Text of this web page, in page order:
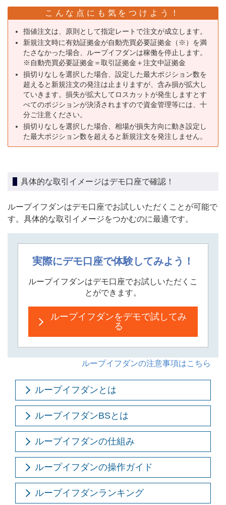
こんな点にも気をつけよう！
指値注文は、原則として指定レートで注文が成立します。
新規注文時に有効証拠金が自動売買必要証拠金（※）を満
たさなかった場合、ループイフダンは稼働を停止します。
※自動売買必要証拠金＝取引証拠金＋注文中証拠金
損切りなしを選択した場合、設定した最大ポジション数を
超えると新規注文の発注は止まりますが、含み損が拡大し
ていきます。損失が拡大してロスカットが発生しますとす
べてのポジションが決済されますので資金管理等には、十
分ご注意ください。
損切りなしを選択した場合、相場が損失方向に動き設定し
た最大ポジション数を超えると新規注文を発注しません。
具体的な取引イメージはデモ口座で確認！
ループイフダンはデモ口座でお試しいただくことが可能で
す。具体的な取引イメージをつかむのに最適です。
実際にデモ口座で体験してみよう！
ループイフダンはデモ口座でお試しいただくこ
とができます。
ループイフダンをデモで試してみ
る
ループイフダンの注意事項はこちら
ループイフダンとは
ループイフダンBSとは
ループイフダンの仕組み
ループイフダンの操作ガイド
ループイフダンランキング